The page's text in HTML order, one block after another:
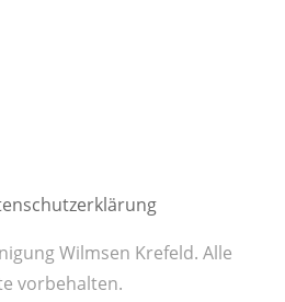
Wilmsen Krefeld. Alle
vorbehalten.